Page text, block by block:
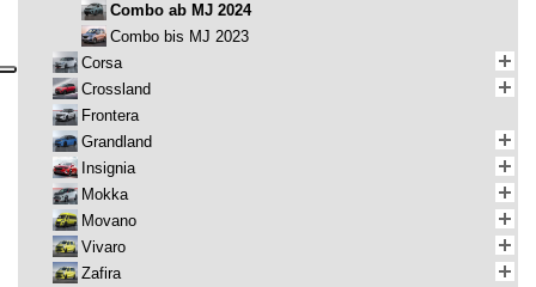
Combo ab MJ 2024
Combo bis MJ 2023
Corsa
Crossland
Frontera
Grandland
Insignia
Mokka
Movano
Vivaro
Zafira